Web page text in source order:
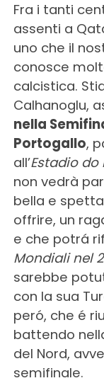
Fra i tanti
assenti a
uno che il
conosce
calcistica.
Calhanoglu,
nella
Portogallo,
all’Estadio do
non vedrà
bella e
offrire, un
e che potrá
Mondiali nel
sarebbe
con la sua
peró, che é
battendo
del Nord,
semifinale.